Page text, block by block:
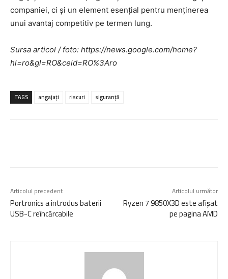
companiei, ci și un element esențial pentru menținerea
unui avantaj competitiv pe termen lung.
Sursa articol / foto: https://news.google.com/home?
hl=ro&gl=RO&ceid=RO%3Aro
TAGS angajați riscuri siguranță
Articolul precedent
Portronics a introdus baterii
USB-C reîncărcabile
Articolul următor
Ryzen 7 9850X3D este afișat
pe pagina AMD